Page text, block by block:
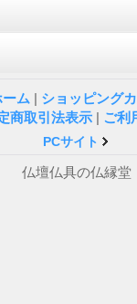
ム | ショッピング
商取引法表示 | ご利
PCサイト
仏壇仏具の仏縁堂